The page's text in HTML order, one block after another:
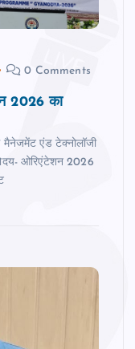
0 Comments
2026 का
मैनेजमेंट एंड टेक्नोलॉजी
ओरिएंटेशन 2026